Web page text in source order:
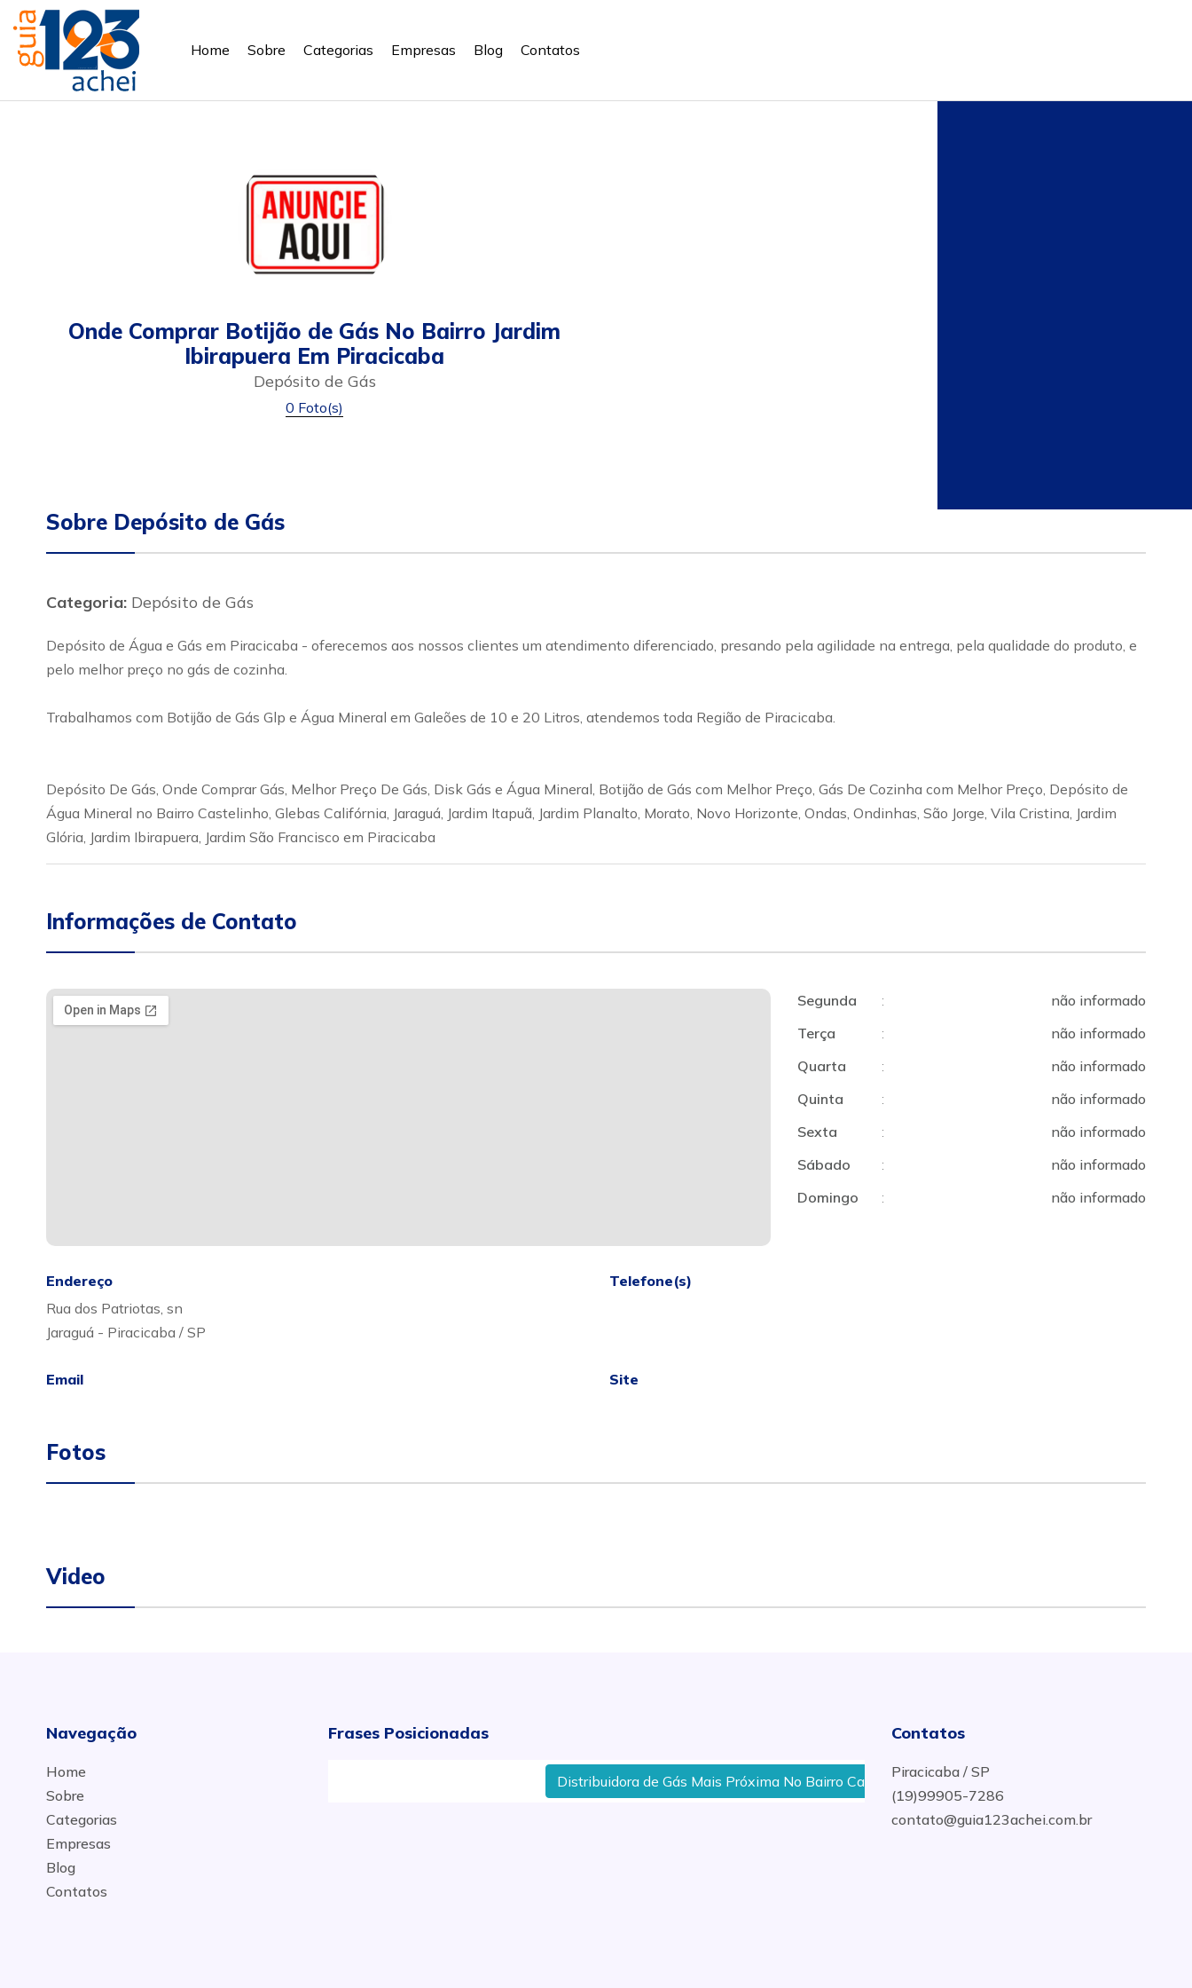
Home Sobre Categorias Empresas Blog Contatos
Onde Comprar Botijão de Gás No Bairro Jardim
Ibirapuera Em Piracicaba
Depósito de Gás
0 Foto(s)
Sobre Depósito de Gás
Categoria: Depósito de Gás
Depósito de Água e Gás em Piracicaba - oferecemos aos nossos clientes um atendimento diferenciado, presando pela agilidade na entrega, pela qualidade do produto, e
pelo melhor preço no gás de cozinha.
Trabalhamos com Botijão de Gás Glp e Água Mineral em Galeões de 10 e 20 Litros, atendemos toda Região de Piracicaba.
Depósito De Gás, Onde Comprar Gás, Melhor Preço De Gás, Disk Gás e Água Mineral, Botijão de Gás com Melhor Preço, Gás De Cozinha com Melhor Preço, Depósito de
Água Mineral no Bairro Castelinho, Glebas Califórnia, Jaraguá, Jardim Itapuã, Jardim Planalto, Morato, Novo Horizonte, Ondas, Ondinhas, São Jorge, Vila Cristina, Jardim
Glória, Jardim Ibirapuera, Jardim São Francisco em Piracicaba
Informações de Contato
Segunda :
não informado
Terça
:
não informado
Quarta
:
não informado
Quinta
:
não informado
Sexta
:
não informado
Sábado
:
não informado
Domingo
: não informado
Endereço
Rua dos Patriotas, sn
Jaraguá - Piracicaba / SP
Telefone(s)
Email Site
Fotos
Video
Navegação
Home
Sobre
Categorias
Empresas
Blog
Contatos
Frases Posicionadas
Distribuidora de Gás Mais Próxima No Bairro Castelinho Em Piracicaba
Contatos
Piracicaba / SP
(19)99905-7286
contato@guia123achei.com.br